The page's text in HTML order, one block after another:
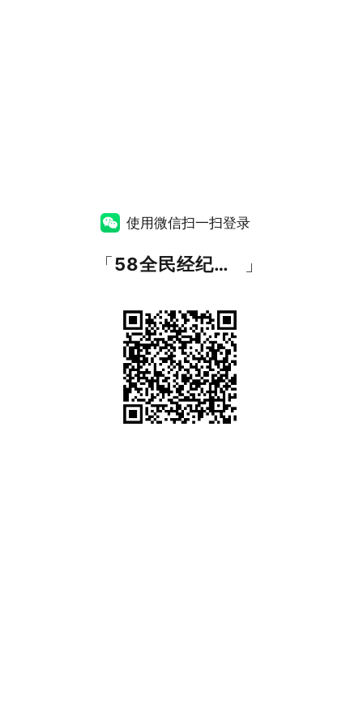
使用微信扫一扫登录
「 58全民经纪人网 」